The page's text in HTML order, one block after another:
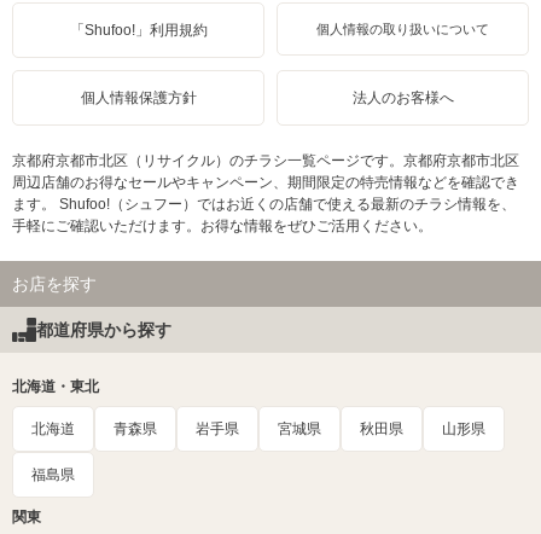
「Shufoo!」利用規約 個人情報の取り扱いについて
個人情報保護方針 法人のお客様へ
京都府京都市北区（リサイクル）のチラシ一覧ページです。京都府京都市北区
周辺店舗のお得なセールやキャンペーン、期間限定の特売情報などを確認でき
ます。 Shufoo!（シュフー）ではお近くの店舗で使える最新のチラシ情報を、
手軽にご確認いただけます。お得な情報をぜひご活用ください。
お店を探す
都道府県から探す
北海道・東北
北海道 青森県 岩手県 宮城県 秋田県 山形県
福島県
関東